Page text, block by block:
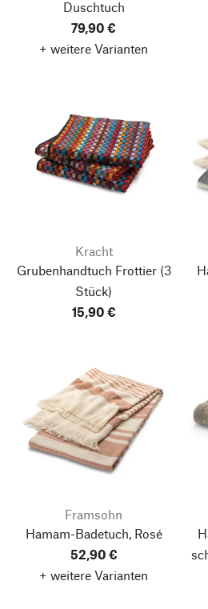
Duschtuch
79,90 €
+ weitere Varianten
Kracht
Grubenhandtuch Frottier(3
Stück)
15,90 €
Framsohn
Hamam-Badetuch, Rosé
52,90 €
+ weitere Varianten